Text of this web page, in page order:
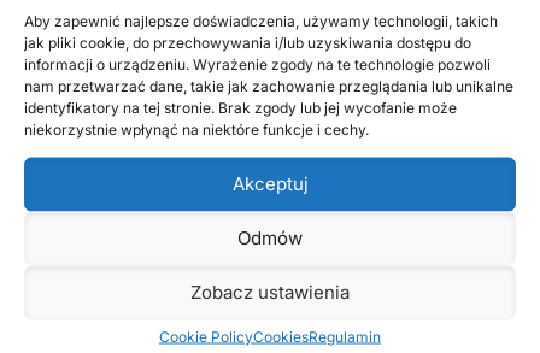
Aby zapewnić najlepsze doświadczenia, używamy technologii, takich
jak pliki cookie, do przechowywania i/lub uzyskiwania dostępu do
informacji o urządzeniu. Wyrażenie zgody na te technologie pozwoli
nam przetwarzać dane, takie jak zachowanie przeglądania lub unikalne
identyfikatory na tej stronie. Brak zgody lub jej wycofanie może
niekorzystnie wpłynąć na niektóre funkcje i cechy.
Akceptuj
Odmów
Zobacz ustawienia
Cookie PolicyCookiesRegulamin
SUBSKRYBUJ NASZ BIULETYN
Śledź na bieżąco wydarzenia z rynku